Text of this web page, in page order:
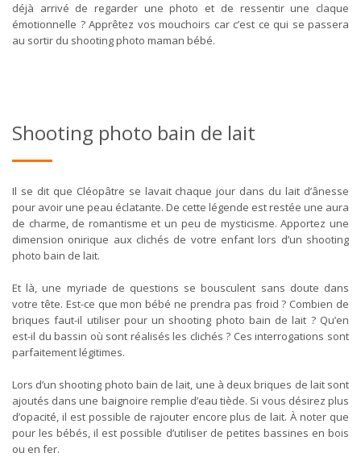
déjà arrivé de regarder une photo et de ressentir une claque
émotionnelle ? Apprêtez vos mouchoirs car c’est ce qui se passera
au sortir du shooting photo maman bébé.
Shooting photo bain de lait
Il se dit que Cléopâtre se lavait chaque jour dans du lait d’ânesse
pour avoir une peau éclatante. De cette légende est restée une aura
de charme, de romantisme et un peu de mysticisme. Apportez une
dimension onirique aux clichés de votre enfant lors d’un shooting
photo bain de lait.
Et là, une myriade de questions se bousculent sans doute dans
votre tête. Est-ce que mon bébé ne prendra pas froid ? Combien de
briques faut-il utiliser pour un shooting photo bain de lait ? Qu’en
est-il du bassin où sont réalisés les clichés ? Ces interrogations sont
parfaitement légitimes.
Lors d’un shooting photo bain de lait, une à deux briques de lait sont
ajoutés dans une baignoire remplie d’eau tiède. Si vous désirez plus
d’opacité, il est possible de rajouter encore plus de lait. À noter que
pour les bébés, il est possible d’utiliser de petites bassines en bois
ou en fer.